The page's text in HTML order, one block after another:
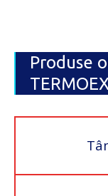
Produse